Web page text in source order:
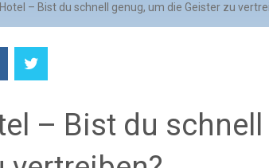
– Bist du schnell genug, um die Geister zu
– Bist du